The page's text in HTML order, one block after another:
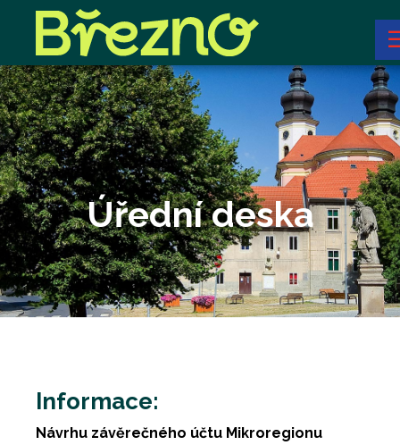
Úřední deska
Informace:
Návrhu závěrečného účtu Mikroregionu